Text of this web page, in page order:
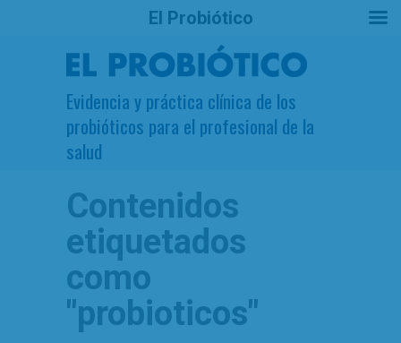
Evidencia y práctica clínica de los
probióticos para el profesional de la
salud
Contenidos
etiquetados
como
"probioticos"
El Probiótico